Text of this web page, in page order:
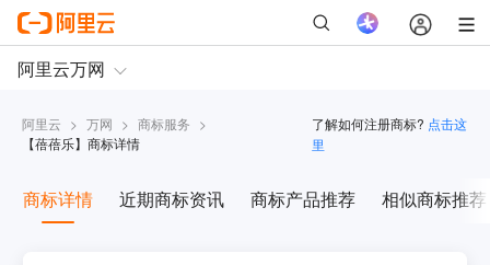
阿里云 > 万网 > 商标服务 >
【蓓蓓乐】商标详情
了解如何注册商标? 点击这
里
商标详情 近期商标资讯 商标产品推荐 相似商标推荐